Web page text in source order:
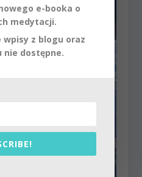
e-booka o
medytacji.
wpisy z blogu oraz
nie dostępne.